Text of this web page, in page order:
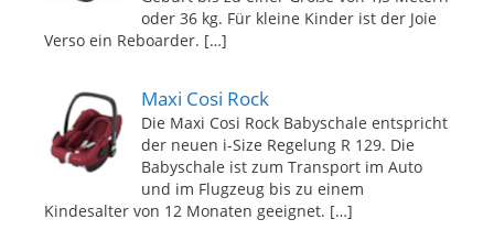
oder 36 kg. Für kleine Kinder ist der Joie
Verso ein Reboarder. […]
Maxi Cosi Rock
Die Maxi Cosi Rock Babyschale entspricht
der neuen i-Size Regelung R 129. Die
Babyschale ist zum Transport im Auto
und im Flugzeug bis zu einem
Kindesalter von 12 Monaten geeignet. […]